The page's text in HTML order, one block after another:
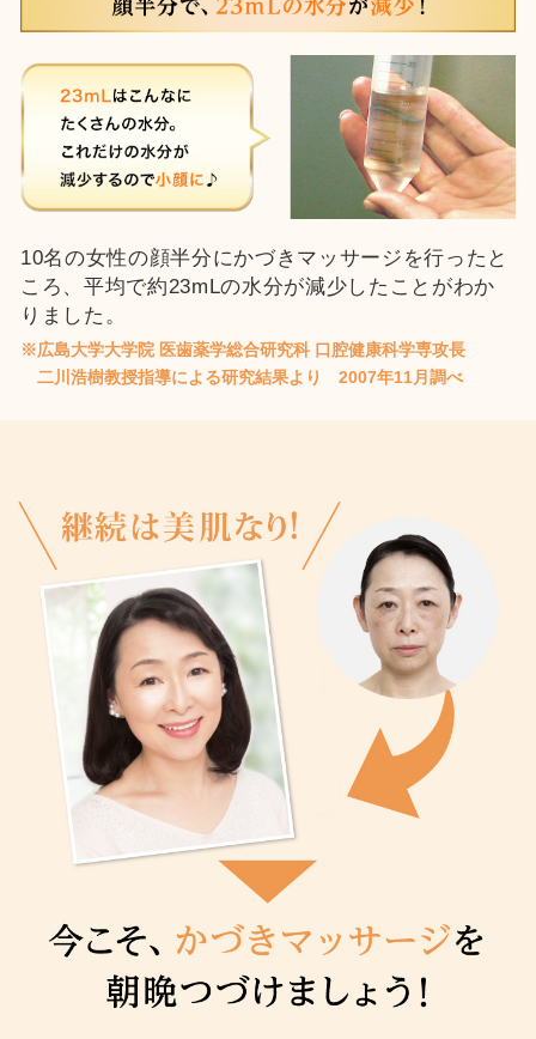
10名の女性の顔半分にかづきマッサージを行ったと
ころ、平均で約23mLの水分が減少したことがわか
りました。
※広島大学大学院 医歯薬学総合研究科 口腔健康科学専攻長
二川浩樹教授指導による研究結果より 2007年11月調べ